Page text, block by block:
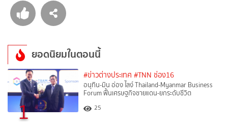
ยอดนิยมในตอนนี้
1
#ข่าวต่างประเทศ #TNN ช่อง16
อนุทิน-มิน อ่อง ไลง์ Thailand-Myanmar Business
Forum ฟื้นเศรษฐกิจชายแดน-ยกระดับชีวิต
25